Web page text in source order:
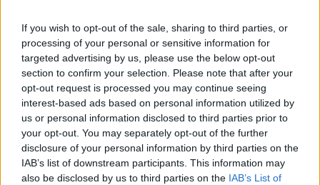
If you wish to opt-out of the sale, sharing to third parties, or
processing of your personal or sensitive information for
targeted advertising by us, please use the below opt-out
section to confirm your selection. Please note that after your
opt-out request is processed you may continue seeing
interest-based ads based on personal information utilized by
us or personal information disclosed to third parties prior to
your opt-out. You may separately opt-out of the further
disclosure of your personal information by third parties on the
IAB’s list of downstream participants. This information may
also be disclosed by us to third parties on the IAB’s List of
Salvatore Calleri
Se vuoi leggere le notizie principali della Toscana iscriviti alla
Newsletter QUInews - ToscanaMedia.Arriva gratis tutti i giorni
alle 20:00 direttamente nella tua casella di posta.
Basta cliccareQUI